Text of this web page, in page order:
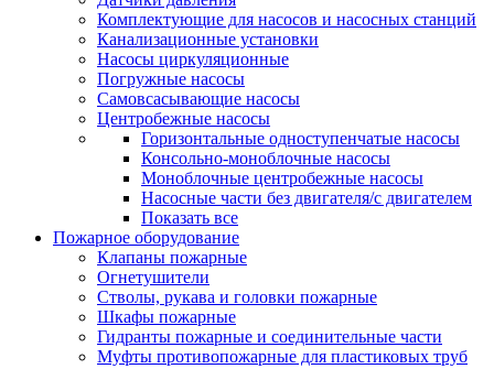
Комплектующие для насосов и насосных станций
Канализационные установки
Насосы циркуляционные
Погружные насосы
Самовсасывающие насосы
Центробежные насосы
Горизонтальные одноступенчатые насосы
Консольно-моноблочные насосы
Моноблочные центробежные насосы
Насосные части без двигателя/с двигателем
Показать все
Пожарное оборудование
Клапаны пожарные
Огнетушители
Стволы, рукава и головки пожарные
Шкафы пожарные
Гидранты пожарные и соединительные части
Муфты противопожарные для пластиковых труб